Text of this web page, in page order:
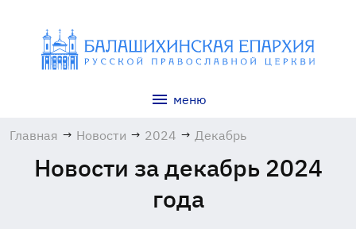
меню
Главная → Новости → 2024 → Декабрь
Новости за декабрь 2024
года